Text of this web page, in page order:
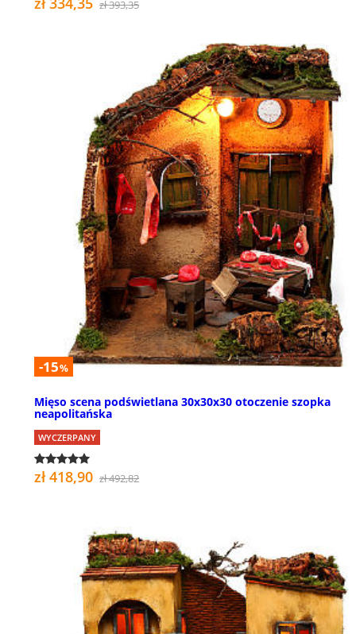
zł 393,35
-15%
Mięso scena podświetlana 30x30x30 otoczenie szopka
neapolitańska
WYCZERPANY
zł 418,90 zł 492,82